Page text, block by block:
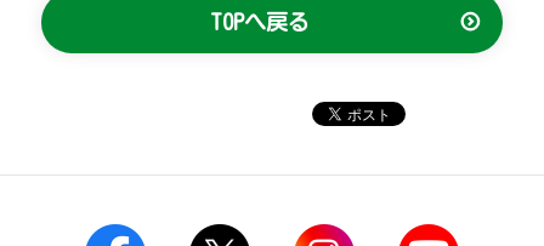
TOPへ戻る